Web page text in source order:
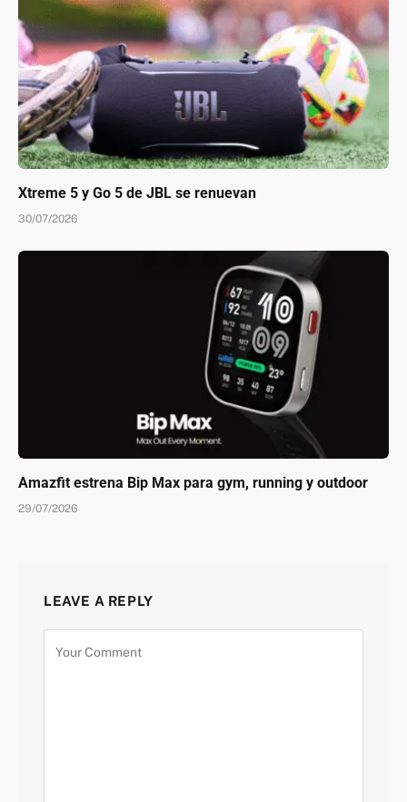
Xtreme 5 y Go 5 de JBL se renuevan
30/07/2026
Amazfit estrena Bip Max para gym, running y outdoor
29/07/2026
LEAVE A REPLY